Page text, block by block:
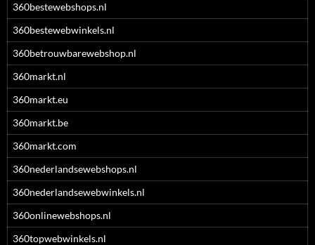
360bestewebshops.nl
360bestewebwinkels.nl
360betrouwbarewebshop.nl
360markt.nl
360markt.eu
360markt.be
360markt.com
360nederlandsewebshops.nl
360nederlandsewebwinkels.nl
360onlinewebshops.nl
360topwebwinkels.nl